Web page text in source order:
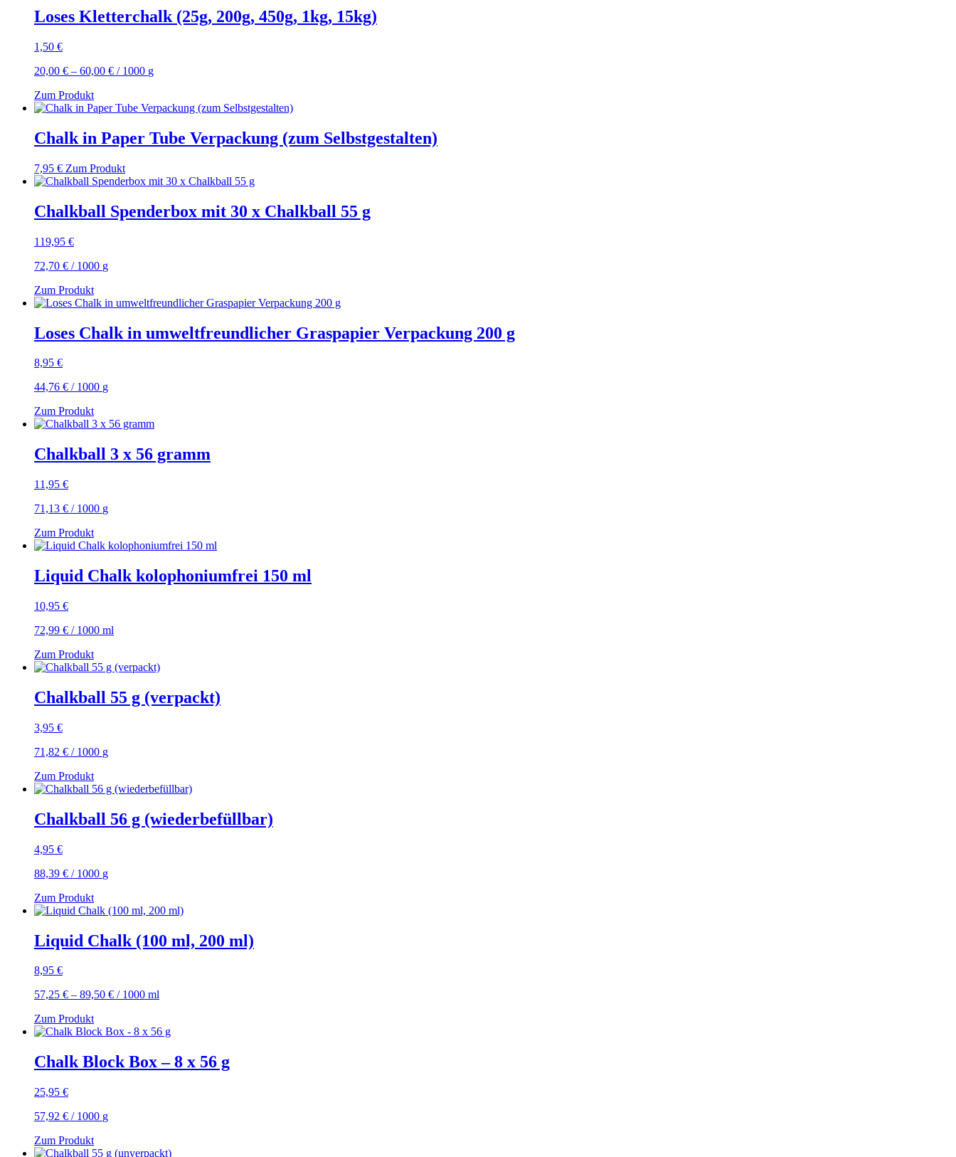
Loses Kletterchalk (25g, 200g, 450g, 1kg, 15kg)
1,50 €
20,00 € – 60,00 € / 1000 g
Zum Produkt
Chalk in Paper Tube Verpackung (zum Selbstgestalten)
7,95 € Zum Produkt
Chalkball Spenderbox mit 30 x Chalkball 55 g
119,95 €
72,70 € / 1000 g
Zum Produkt
Loses Chalk in umweltfreundlicher Graspapier Verpackung 200 g
8,95 €
44,76 € / 1000 g
Zum Produkt
Chalkball 3 x 56 gramm
11,95 €
71,13 € / 1000 g
Zum Produkt
Liquid Chalk kolophoniumfrei 150 ml
10,95 €
72,99 € / 1000 ml
Zum Produkt
Chalkball 55 g (verpackt)
3,95 €
71,82 € / 1000 g
Zum Produkt
Chalkball 56 g (wiederbefüllbar)
4,95 €
88,39 € / 1000 g
Zum Produkt
Liquid Chalk (100 ml, 200 ml)
8,95 €
57,25 € – 89,50 € / 1000 ml
Zum Produkt
Chalk Block Box – 8 x 56 g
25,95 €
57,92 € / 1000 g
Zum Produkt